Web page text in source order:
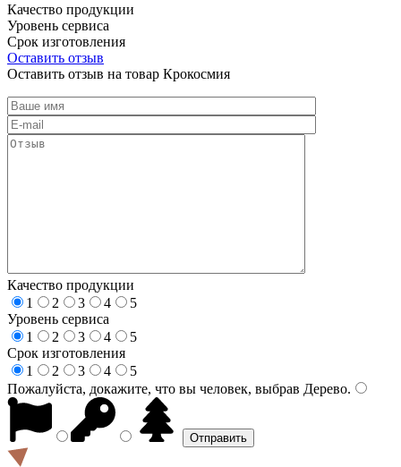
Качество продукции
Уровень сервиса
Срок изготовления
Оставить отзыв
Оставить отзыв на товар Крокосмия
Качество продукции
1
2 3 4
5
Уровень сервиса
1
2 3 4
5
Срок изготовления
1
2 3 4
5
Пожалуйста, докажите, что вы человек, выбрав Дерево.